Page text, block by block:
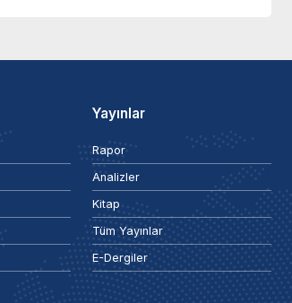
Yayınlar
Rapor
Analizler
Kitap
Tüm Yayınlar
E-Dergiler